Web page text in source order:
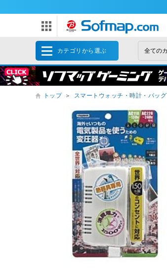
カテゴリから選ぶ
トップ ＞ スマートウォッチ・時計・バッグ